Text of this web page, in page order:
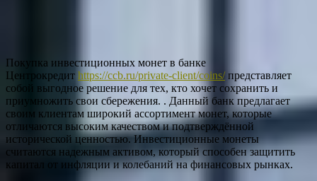
Покупка инвестиционных монет в банке
Центрокредит https://ccb.ru/private-client/coins/представляет
собой выгодное решение для тех, кто хочет сохранить и
приумножить свои сбережения. . Данный банк предлагает
своим клиентам широкий ассортимент монет, которые
отличаются высоким качеством и подтверждённой
исторической ценностью. Инвестиционные монеты
считаются надежным активом, который способен защитить
капитал от инфляции и колебаний на финансовых рынках.